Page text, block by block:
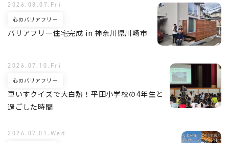
バリアフリー住宅完成 in 神奈川県川崎市
心のバリアフリー
2026.08.07.Fri
車いすクイズで大白熱！平田小学校の4年生と
過ごした時間
心のバリアフリー
2026.07.10.Fri
2026.07.01.Wed